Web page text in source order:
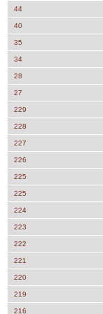
44
40
35
34
28
27
229
228
227
226
225
225
224
223
222
221
220
219
216